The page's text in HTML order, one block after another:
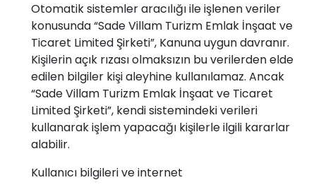
Otomatik sistemler aracılığı ile işlenen veriler
konusunda “Sade Villam Turizm Emlak İnşaat ve
Ticaret Limited Şirketi”, Kanuna uygun davranır.
Kişilerin açık rızası olmaksızın bu verilerden elde
edilen bilgiler kişi aleyhine kullanılamaz. Ancak
“Sade Villam Turizm Emlak İnşaat ve Ticaret
Limited Şirketi”, kendi sistemindeki verileri
kullanarak işlem yapacağı kişilerle ilgili kararlar
alabilir.
Kullanıcı bilgileri ve internet